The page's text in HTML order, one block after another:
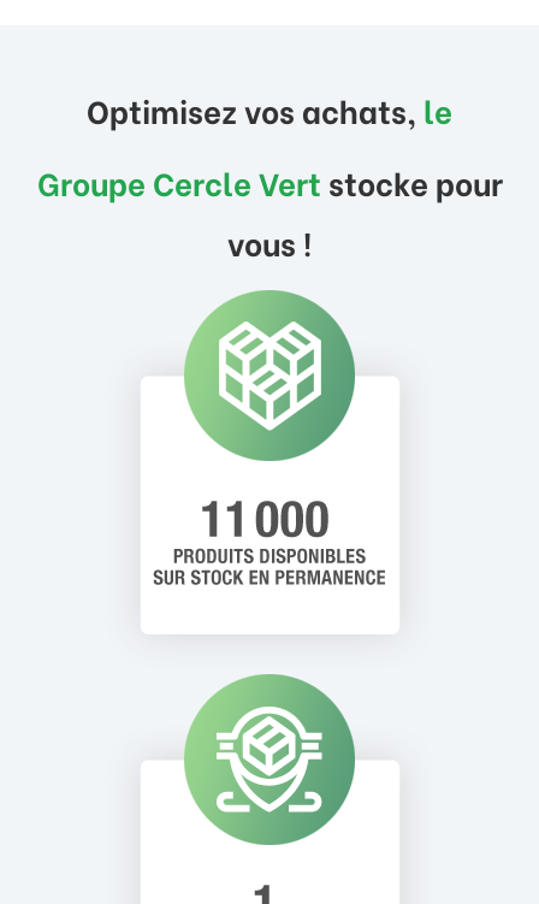
Optimisez vos achats, le
Groupe Cercle Vert stocke pour
vous !